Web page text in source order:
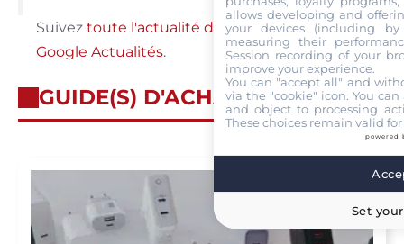
Suivez toute l'actualité de Labo Maison sur
Google Actualités.
GUIDE(S) D'ACHAT
allows developing and
your devices (including
measuring their
Session recording of your
improve your experience.
You can "accept all" and
via the "cookie" icon. You
and object to processing
These choices remain valid
powered
Set